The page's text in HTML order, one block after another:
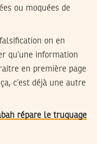
ou moquées de
on en
qu’une information
en première page
c’est déjà une autre
répare le truquage